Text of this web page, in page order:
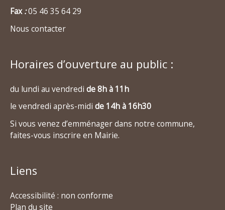
Fax:05 46 35 64 29
Nous contacter
Horaires d’ouverture au public :
du lundi au vendredi de 8h à 11h
le vendredi après-midi de 14h à 16h30
Si vous venez d’emménager dans notre commune,
faites-vous inscrire en Mairie.
Liens
Accessibilité : non conforme
Plan du site